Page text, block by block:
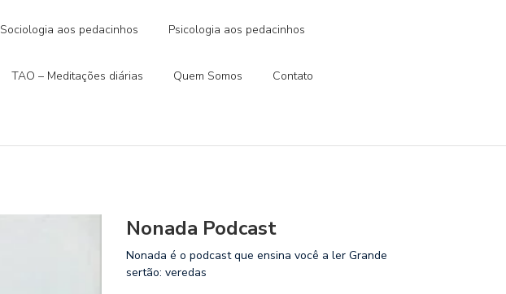
Sociologia aos pedacinhos Psicologia aos pedacinhos
TAO – Meditações diárias Quem Somos Contato
Nonada Podcast
Nonada é o podcast que ensina você a ler Grande
sertão: veredas